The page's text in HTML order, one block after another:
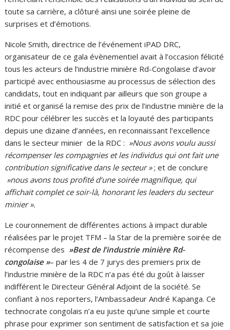
toute sa carrière, a clôturé ainsi une soirée pleine de
surprises et d’émotions.
Nicole Smith, directrice de l’événement iPAD DRC,
organisateur de ce gala évènementiel avait à l’occasion félicité
tous les acteurs de l’industrie minière Rd-Congolaise d’avoir
participé avec enthousiasme au processus de sélection des
candidats, tout en indiquant par ailleurs que son groupe a
initié et organisé la remise des prix de l’industrie minière de la
RDC pour célébrer les succès et la loyauté des participants
depuis une dizaine d’années, en reconnaissant l’excellence
dans le secteur minier de la RDC : »Nous avons voulu aussi
récompenser les compagnies et les individus qui ont fait une
contribution significative dans le secteur »; et de conclure
»nous avons tous profité d’une soirée magnifique, qui
affichait complet ce soir-là, honorant les leaders du secteur
minier ».
Le couronnement de différentes actions à impact durable
réalisées par le projet TFM – la Star de la première soirée de
récompense des »Best de l’industrie minière Rd-
congolaise »– par les 4 de 7 jurys des premiers prix de
l’industrie minière de la RDC n’a pas été du goût à laisser
indifférent le Directeur Général Adjoint de la société. Se
confiant à nos reporters, l’Ambassadeur André Kapanga. Ce
technocrate congolais n’a eu juste qu’une simple et courte
phrase pour exprimer son sentiment de satisfaction et sa joie